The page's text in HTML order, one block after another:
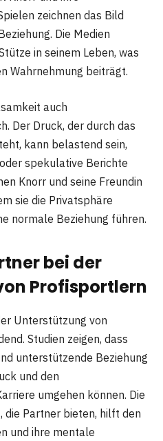
zeichnen das Bild
Die Medien
in seinem Leben, was
Wahrnehmung beiträgt.
auch
Der Druck, der durch das
kann belastend sein,
spekulative Berichte
Knorr und seine Freundin
sie die Privatsphäre
normale Beziehung führen.
bei der
Profisportlern
Unterstützung von
Studien zeigen, dass
unterstützende Beziehung
und den
umgehen können. Die
Partner bieten, hilft den
und ihre mentale